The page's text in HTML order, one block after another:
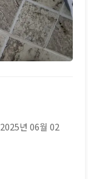
2025년 06월 02